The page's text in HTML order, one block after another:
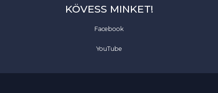
KÖVESS MINKET!
Facebook
YouTube